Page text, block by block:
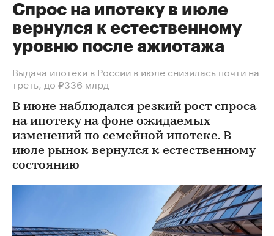
Спрос на ипотеку в июле
вернулся к естественному
уровню после ажиотажа
Выдача ипотеки в России в июле снизилась почти на
треть, до ₽336 млрд
В июне наблюдался резкий рост спроса
на ипотеку на фоне ожидаемых
изменений по семейной ипотеке. В
июле рынок вернулся к естественному
состоянию